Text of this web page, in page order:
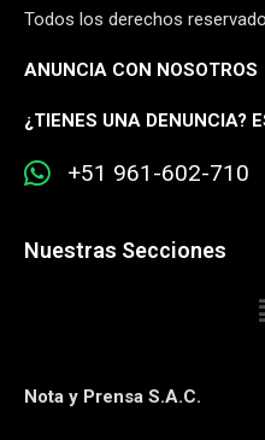
Todos los derechos
ANUNCIA CON NOSOTROS
¿TIENES UNA DENUNCIA?
+51 961-602-710
Nuestras Secciones
Nota y Prensa S.A.C.